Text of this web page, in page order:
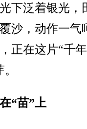
下泛着银光，
沙，动作一气
正在这片“千
“苗”上